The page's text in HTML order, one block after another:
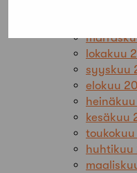
lokakuu
syyskuu
elokuu
heinäkuu
kesäkuu
toukokuu
huhtikuu